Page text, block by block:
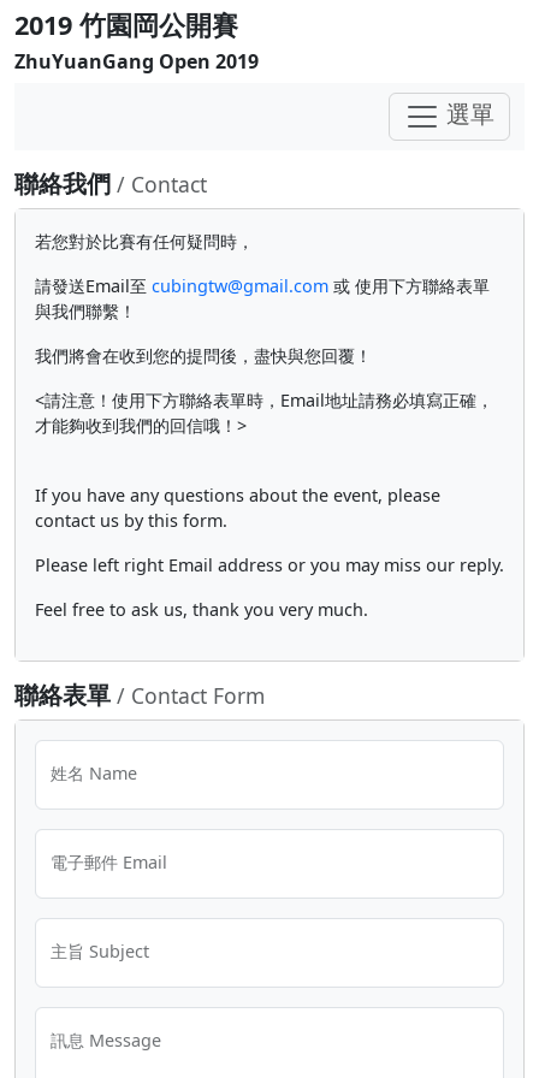
2019 竹園岡公開賽
ZhuYuanGang Open 2019
選單
聯絡我們 / Contact
若您對於比賽有任何疑問時，
請發送Email至 cubingtw@gmail.com 或 使用下方聯絡表單
與我們聯繫！
我們將會在收到您的提問後，盡快與您回覆！
<請注意！使用下方聯絡表單時，Email地址請務必填寫正確，
才能夠收到我們的回信哦！>
If you have any questions about the event, please
contact us by this form.
Please left right Email address or you may miss our reply.
Feel free to ask us, thank you very much.
聯絡表單 / Contact Form
姓名 Name
電子郵件 Email
主旨 Subject
訊息 Message